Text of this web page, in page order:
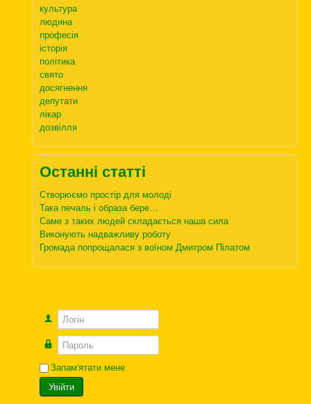
культура
людина
професія
історія
політика
свято
досягнення
депутати
лікар
дозвілля
Останні статті
Створюємо простір для молоді
Така печаль і образа бере…
Саме з таких людей складається наша сила
Виконують надважливу роботу
Громада попрощалася з воїном Дмитром Пілатом
Логін
Пароль
Запам'ятати мене
Увійти